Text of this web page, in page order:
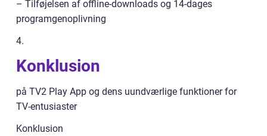
– Tilføjelsen af offline-downloads og 14-dages
programgenoplivning
4.
Konklusion
på TV2 Play App og dens uundværlige funktioner for
TV-entusiaster
Konklusion